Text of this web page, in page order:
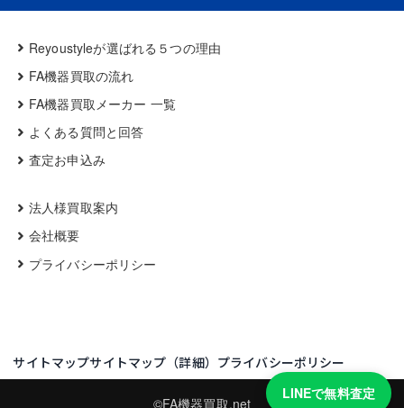
Reyoustyleが選ばれる５つの理由
FA機器買取の流れ
FA機器買取メーカー 一覧
よくある質問と回答
査定お申込み
法人様買取案内
会社概要
プライバシーポリシー
サイトマップサイトマップ（詳細） プライバシーポリシー
©FA機器買取.net
LINEで無料査定